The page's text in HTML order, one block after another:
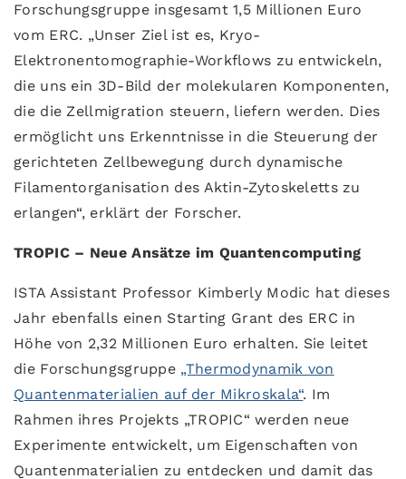
Forschungsgruppe insgesamt 1,5 Millionen Euro
vom ERC. „Unser Ziel ist es, Kryo-
Elektronentomographie-Workflows zu entwickeln,
die uns ein 3D-Bild der molekularen Komponenten,
die die Zellmigration steuern, liefern werden. Dies
ermöglicht uns Erkenntnisse in die Steuerung der
gerichteten Zellbewegung durch dynamische
Filamentorganisation des Aktin-Zytoskeletts zu
erlangen“, erklärt der Forscher.
TROPIC – Neue Ansätze im Quantencomputing
ISTA Assistant Professor Kimberly Modic hat dieses
Jahr ebenfalls einen Starting Grant des ERC in
Höhe von 2,32 Millionen Euro erhalten. Sie leitet
die Forschungsgruppe „Thermodynamik von
Quantenmaterialien auf der Mikroskala“. Im
Rahmen ihres Projekts „TROPIC“ werden neue
Experimente entwickelt, um Eigenschaften von
Quantenmaterialien zu entdecken und damit das